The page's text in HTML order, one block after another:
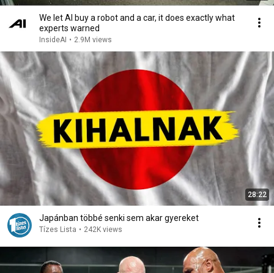
We let AI buy a robot and a car, it does exactly what
experts warned
InsideAI • 2.9M views
28:22
Japánban többé senki sem akar gyereket
Tízes Lista • 242K views